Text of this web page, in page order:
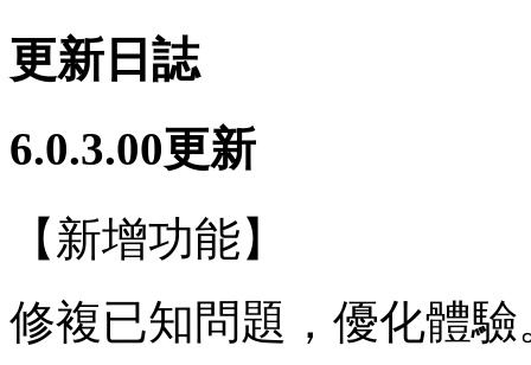
更新日誌
6.0.3.00更新
【新增功能】
修複已知問題，優化體驗